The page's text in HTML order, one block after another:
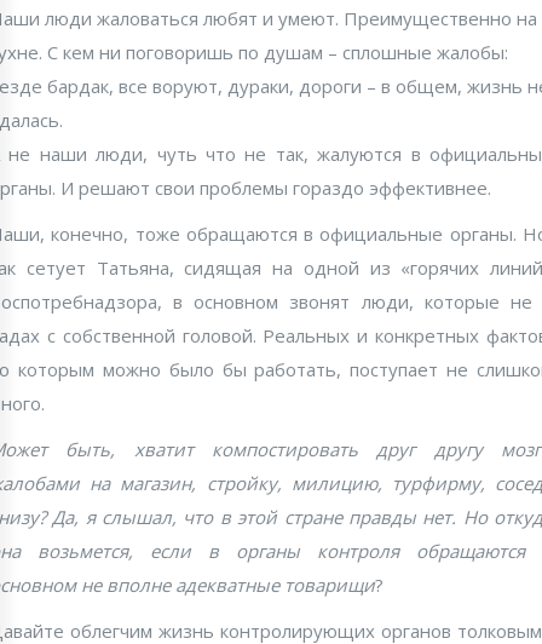
люди жаловаться любят и умеют. Преимущественно на
С кем ни поговоришь по душам – сплошные жалобы:
бардак, все воруют, дураки, дороги – в общем, жизнь
не наши люди, чуть что не так, жалуются в
И решают свои проблемы гораздо эффективнее.
конечно, тоже обращаются в официальные органы.
сетует Татьяна, сидящая на одной из «горячих
в основном звонят люди, которые не
с собственной головой. Реальных и конкретных
которым можно было бы работать, поступает не
быть, хватит компостировать друг другу
на магазин, стройку, милицию, турфирму,
Да, я слышал, что в этой стране правды нет. Но
возьмется, если в органы контроля обращаются
не вполне адекватные товарищи?
облегчим жизнь контролирующих органов